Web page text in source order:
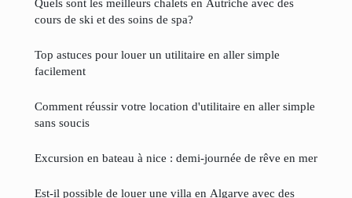
Quels sont les meilleurs chalets en Autriche avec des
cours de ski et des soins de spa?
Top astuces pour louer un utilitaire en aller simple
facilement
Comment réussir votre location d'utilitaire en aller simple
sans soucis
Excursion en bateau à nice : demi-journée de rêve en mer
Est-il possible de louer une villa en Algarve avec des